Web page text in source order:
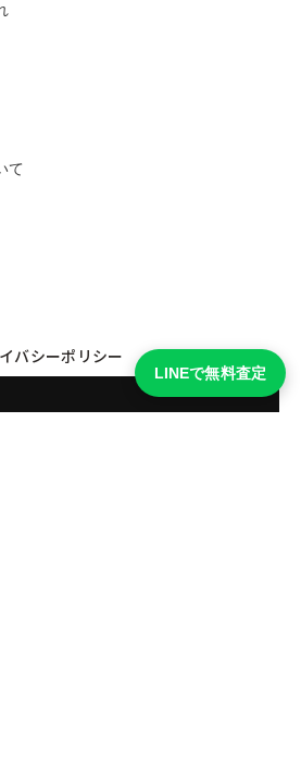
て
バシーポリシー
LINEで無料査定